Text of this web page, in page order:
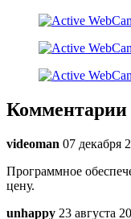
Комментарии
videoman 07 декабря
Программное
цену.
unhappy 23 августа